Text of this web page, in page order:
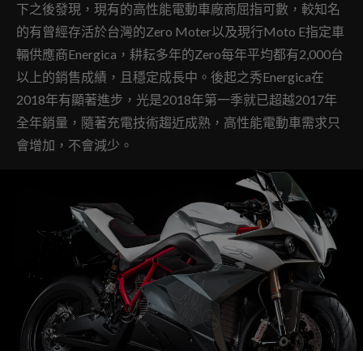
下之後發現，現有的高性能電動車廠商屈指可數，較知名
的有曾經存活於台灣的Zero Moter以及現行Moto E指定車
輛供應商Energica，耕耘多年的Zero每年平均都有2,000台
以上的銷售成績，且穩定成長中。後起之秀Energica在
2018年有顯著進步，光是2018年第一季就已超越2017年
全年銷量，隨著充電技術趨近成熟，高性能電動車需求只
會增加，不會減少。